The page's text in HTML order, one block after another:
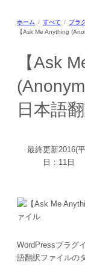
ホーム すべて プラ
【Ask Me Anything
【Ask
日本語
最終更新
日：
2016(
11日
WordPressプラグ
語翻訳ファイルの